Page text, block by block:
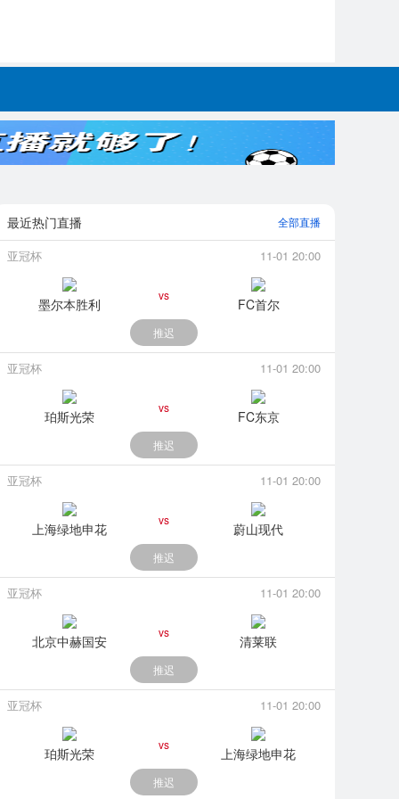
最近热门直播 全部直播
亚冠杯 11-01 20:00
墨尔本胜利
vs
FC首尔
推迟
亚冠杯 11-01 20:00
珀斯光荣
vs
FC东京
推迟
亚冠杯 11-01 20:00
上海绿地申花
vs
蔚山现代
推迟
亚冠杯 11-01 20:00
北京中赫国安
vs
清莱联
推迟
亚冠杯 11-01 20:00
珀斯光荣
vs
上海绿地申花
推迟